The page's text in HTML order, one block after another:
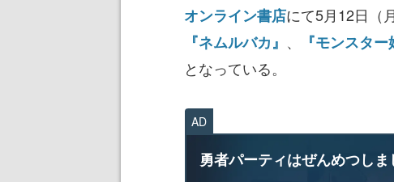
オンライン書店にて5月12日（
『ネムルバカ』 、 『モンスタ
となっている。
AD
勇者パーティはぜんめつしま